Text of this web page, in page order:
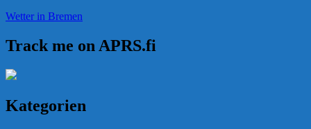
Wetter in Bremen
Track me on APRS.fi
Kategorien